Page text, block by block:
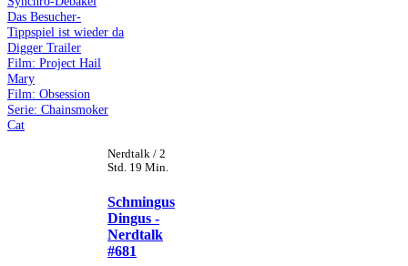
Das Besucher-
Tippspiel ist wieder da
Digger Trailer
Film: Project Hail
Mary
Film: Obsession
Serie: Chainsmoker
Cat
Nerdtalk / 2
Std. 19 Min.
Schmingus
Dingus -
Nerdtalk
#681